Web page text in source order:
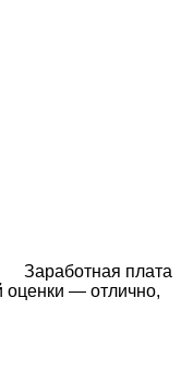
Заработная плата
оценки — отлично,